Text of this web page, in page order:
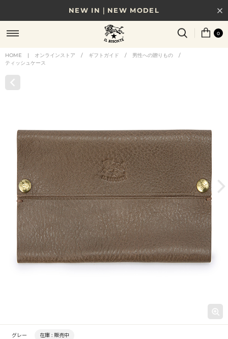
NEW IN｜NEW MODEL
8/17(月)10時まで｜税込11,000円以上で送料無料
贈る相手やシーンから選べる、新しいギフトガイド
0
HOME | オンラインストア / ギフトガイド / 男性への贈りもの
/
ティッシュケース
グレー 在庫 : 販売中